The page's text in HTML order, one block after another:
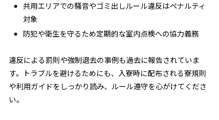
共用エリアでの騒音やゴミ出しルール違反はペナルティ
対象
防犯や衛生を守るため定期的な室内点検への協力義務
違反による罰則や強制退去の事例も過去に報告されていま
す。トラブルを避けるためにも、入寮時に配布される寮規則
や利用ガイドをしっかり読み、ルール遵守を心がけてくださ
い。